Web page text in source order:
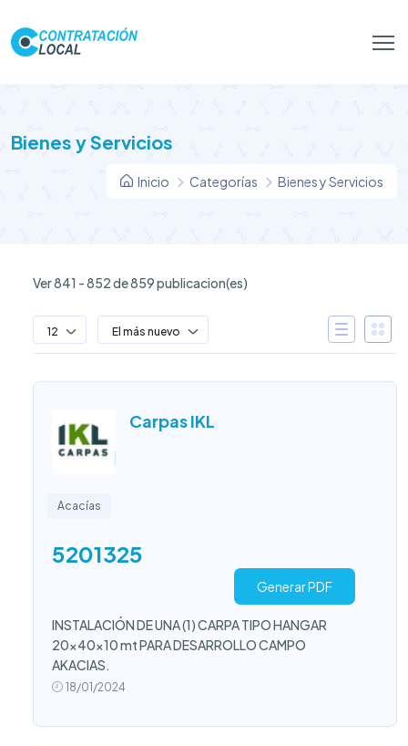
Bienes y Servicios
Inicio Categorías Bienes y Servicios
Ver 841 - 852 de 859 publicacion(es)
12 El más nuevo
Carpas IKL
Acacías
5201325
Generar PDF
INSTALACIÓN DE UNA (1) CARPA TIPO HANGAR
20x40x10 mt PARA DESARROLLO CAMPO
AKACIAS.
18/01/2024